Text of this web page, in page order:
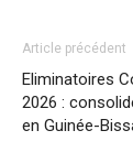
Article précédent
Eliminatoires
2026 :
en Guinée-